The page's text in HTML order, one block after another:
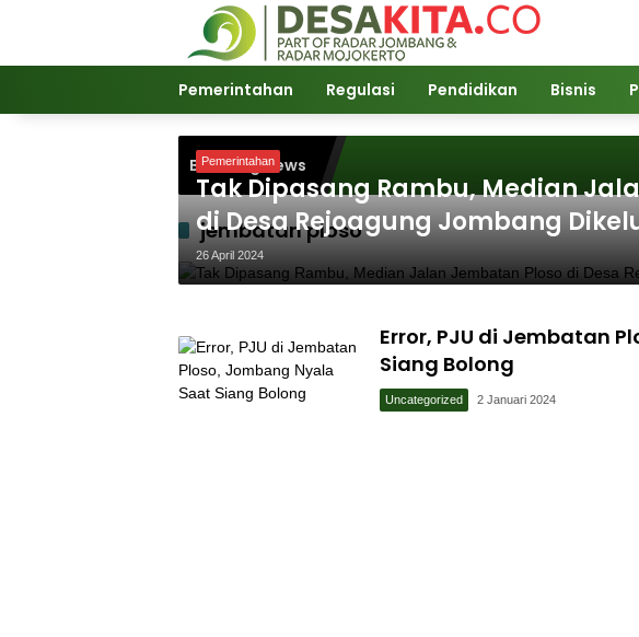
Pemerintahan Regulasi Pendidikan Bisnis
Breaking News
jembatan ploso
Pemerintahan
Tak Dipasang Rambu, Median
di Desa Rejoagung Jombang
26 April 2024
Error, PJU di Jembatan
Siang Bolong
Uncategorized 2 Januari 2024